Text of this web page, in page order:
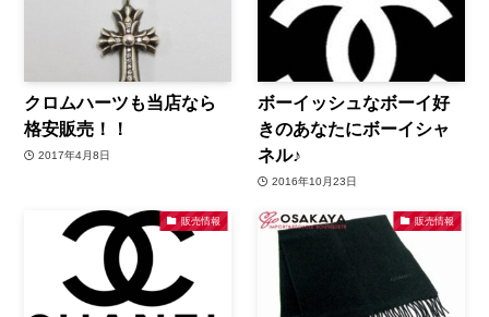
クロムハーツも当店なら
格安販売！！
2017年4月8日
ボーイッシュなボーイ好
きのあなたにボーイシャ
ネル♪
2016年10月23日
販売情報 販売情報